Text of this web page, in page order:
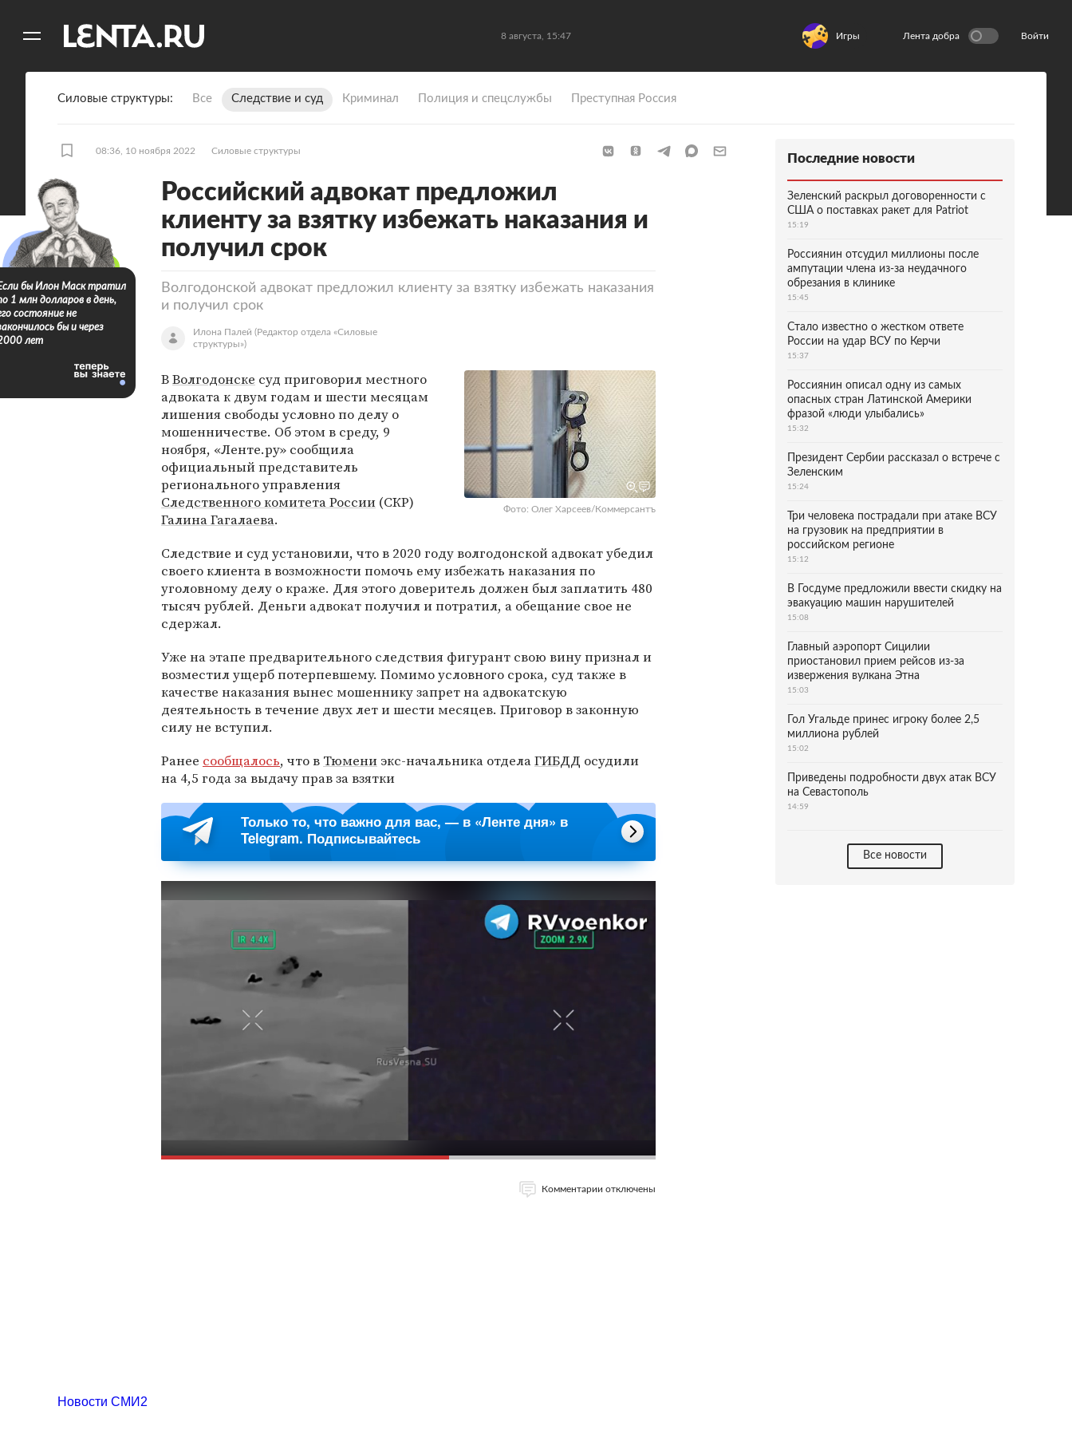
8 августа, 15:47 Игры Лента добра Войти
Силовые структуры Все Следствие и суд Криминал Полиция и спецслужбы Преступная Россия
08:36, 10 ноября 2022 Силовые структуры
Российский адвокат предложил
клиенту за взятку избежать наказания и
получил срок
Волгодонской адвокат предложил клиенту за взятку избежать наказания
и получил срок
Илона Палей (Редактор отдела «Силовые
структуры»)
Фото: Олег Харсеев/Коммерсантъ
ВВолгодонске суд приговорил местного
адвоката к двум годам и шести месяцам
лишения свободы условно по делу о
мошенничестве. Об этом в среду, 9
ноября, «Ленте.ру» сообщила
официальный представитель
регионального управления
Следственного комитета России (СКР)
Галина Гагалаева.
Следствие и суд установили, что в 2020 году волгодонской адвокат убедил
своего клиента в возможности помочь ему избежать наказания по
уголовному делу о краже. Для этого доверитель должен был заплатить 480
тысяч рублей. Деньги адвокат получил и потратил, а обещание свое не
сдержал.
Уже на этапе предварительного следствия фигурант свою вину признал и
возместил ущерб потерпевшему. Помимо условного срока, суд также в
качестве наказания вынес мошеннику запрет на адвокатскую
деятельность в течение двух лет и шести месяцев. Приговор в законную
силу не вступил.
Ранее сообщалось, что в Тюмени экс-начальника отделаГИБДД осудили
на 4,5 года за выдачу прав за взятки
Только то, что важно для вас, — в «Ленте дня» в
Telegram. Подписывайтесь
Комментарии отключены
бы Илон Маск тратил
1 млн долларов в день,
состояние не
бы и через
лет
Последние новости
Зеленский раскрыл договоренности с
США о поставках ракет для Patriot
15:19
Россиянин отсудил миллионы после
ампутации члена из-за неудачного
обрезания в клинике
15:45
Стало известно о жестком ответе
России на удар ВСУ по Керчи
15:37
Россиянин описал одну из самых
опасных стран Латинской Америки
фразой «люди улыбались»
15:32
Президент Сербии рассказал о встрече с
Зеленским
15:24
Три человека пострадали при атаке ВСУ
на грузовик на предприятии в
российском регионе
15:12
В Госдуме предложили ввести скидку на
эвакуацию машин нарушителей
15:08
Главный аэропорт Сицилии
приостановил прием рейсов из-за
извержения вулкана Этна
15:03
Гол Угальде принес игроку более 2,5
миллиона рублей
15:02
Приведены подробности двух атак ВСУ
на Севастополь
14:59
Все новости
Новости СМИ2